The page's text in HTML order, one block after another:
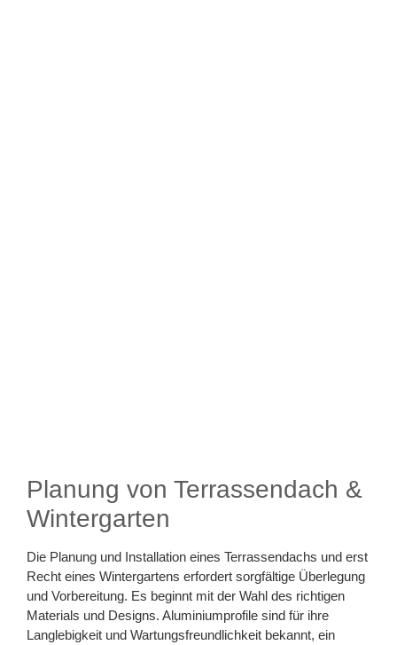
Planung von Terrassendach &
Wintergarten
Die Planung und Installation eines Terrassendachs und erst
Recht eines Wintergartens erfordert sorgfältige Überlegung
und Vorbereitung. Es beginnt mit der Wahl des richtigen
Materials und Designs. Aluminiumprofile sind für ihre
Langlebigkeit und Wartungsfreundlichkeit bekannt, ein